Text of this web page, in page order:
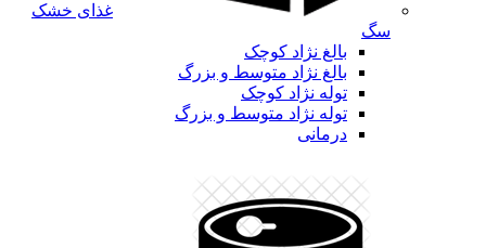
غذای خشک
سگ
بالغ نژاد کوچک
بالغ نژاد متوسط و بزرگ
توله نژاد کوچک
توله نژاد متوسط و بزرگ
درمانی